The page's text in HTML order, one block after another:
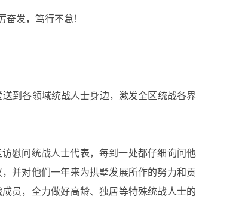
发，笃行不怠！
到各领域统战人士身边，激发全区统战各界
慰问统战人士代表，每到一处都仔细询问他
并对他们一年来为拱墅发展所作的努力和贡
员，全力做好高龄、独居等特殊统战人士的